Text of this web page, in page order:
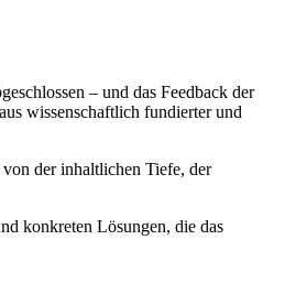
– und das Feedback der
wissenschaftlich fundierter und
der inhaltlichen Tiefe, der
konkreten Lösungen, die das